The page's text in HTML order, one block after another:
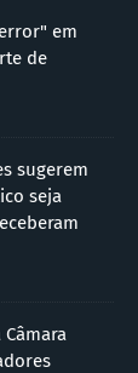
em
de
sugerem
seja